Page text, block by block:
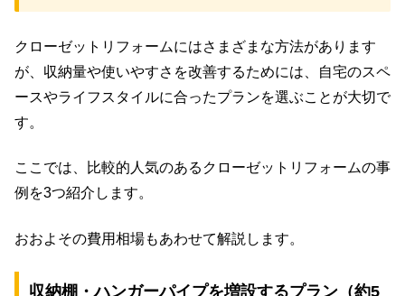
クローゼットリフォームにはさまざまな方法があります
が、収納量や使いやすさを改善するためには、自宅のスペ
ースやライフスタイルに合ったプランを選ぶことが大切で
す。
ここでは、比較的人気のあるクローゼットリフォームの事
例を3つ紹介します。
おおよその費用相場もあわせて解説します。
収納棚・ハンガーパイプを増設するプラン（約5